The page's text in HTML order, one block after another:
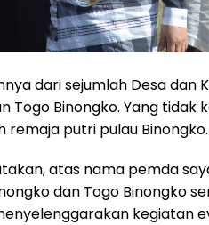
dari sejumlah Desa dan
Togo Binongko. Yang tidak
putri pulau Binongko.
atas nama pemda
dan Togo Binongko
kegiatan